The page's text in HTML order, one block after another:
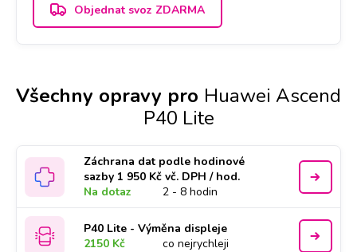
Objednat svoz ZDARMA
Všechny opravy pro Huawei Ascend
P40 Lite
Záchrana dat podle hodinové
sazby 1 950 Kč vč. DPH / hod.
Na dotaz
2 - 8 hodin
P40 Lite - Výměna displeje
2150 Kč
co nejrychleji